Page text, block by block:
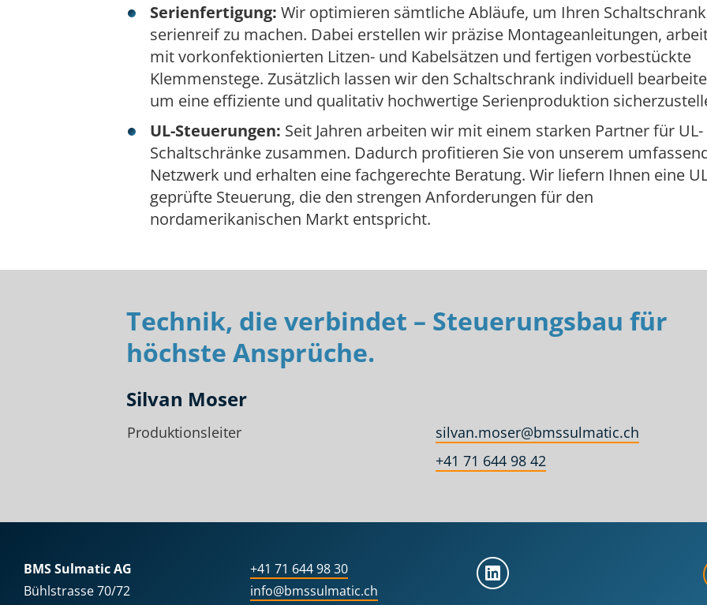
Serienfertigung: Wir optimieren sämtliche Abläufe, um Ihren Schaltschrank
serienreif zu machen. Dabei erstellen wir präzise Montageanleitungen,
mit vorkonfektionierten Litzen- und Kabelsätzen und fertigen vorbestückte
Klemmenstege. Zusätzlich lassen wir den Schaltschrank individuell
um eine effiziente und qualitativ hochwertige Serienproduktion
UL-Steuerungen: Seit Jahren arbeiten wir mit einem starken Partner für UL-
Schaltschränke zusammen. Dadurch profitieren Sie von unserem
Netzwerk und erhalten eine fachgerechte Beratung. Wir liefern Ihnen eine
geprüfte Steuerung, die den strengen Anforderungen für den
nordamerikanischen Markt entspricht.
Technik, die verbindet – Steuerungsbau für
höchste Ansprüche.
Silvan Moser
Produktionsleiter
silvan.moser@bmssulmatic.ch
+41 71 644 98 42
BMS Sulmatic AG
Bühlstrasse 70/72
+41 71 644 98 30
info@bmssulmatic.ch